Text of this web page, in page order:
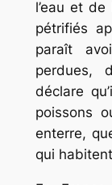
l’eau et
pétrifiés
paraît
perdues,
déclare
poissons
enterre,
qui